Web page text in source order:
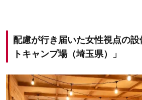
配慮が行き届いた女性視点の
トキャンプ場（埼玉県）」